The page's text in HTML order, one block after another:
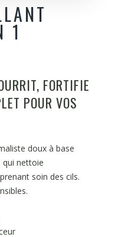
1
FORTIFIE
POUR VOS
doux à base
qui nettoie
soin des cils.